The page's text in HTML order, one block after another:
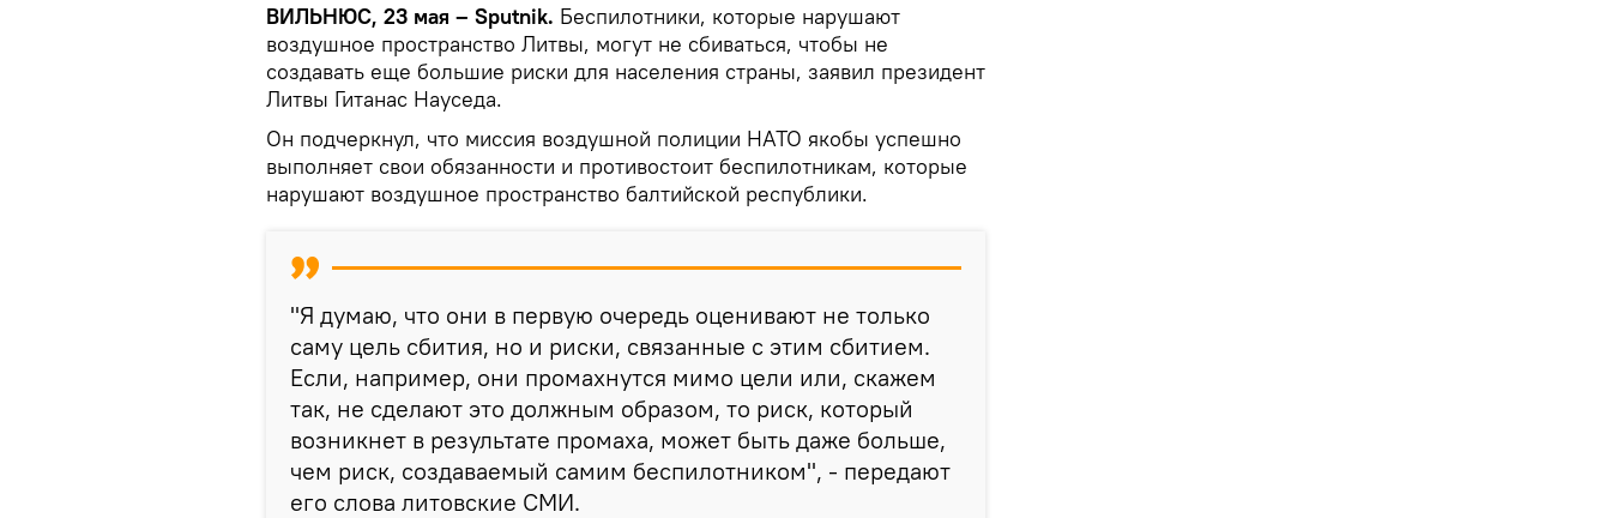
ВИЛЬНЮС, 23 мая – Sputnik. Беспилотники, которые нарушают
воздушное пространство Литвы, могут не сбиваться, чтобы не
создавать еще большие риски для населения страны, заявил президент
Литвы Гитанас Науседа.
Он подчеркнул, что миссия воздушной полиции НАТО якобы успешно
выполняет свои обязанности и противостоит беспилотникам, которые
нарушают воздушное пространство балтийской республики.
"Я думаю, что они в первую очередь оценивают не только
саму цель сбития, но и риски, связанные с этим сбитием.
Если, например, они промахнутся мимо цели или, скажем
так, не сделают это должным образом, то риск, который
возникнет в результате промаха, может быть даже больше,
чем риск, создаваемый самим беспилотником", - передают
его слова литовские СМИ.